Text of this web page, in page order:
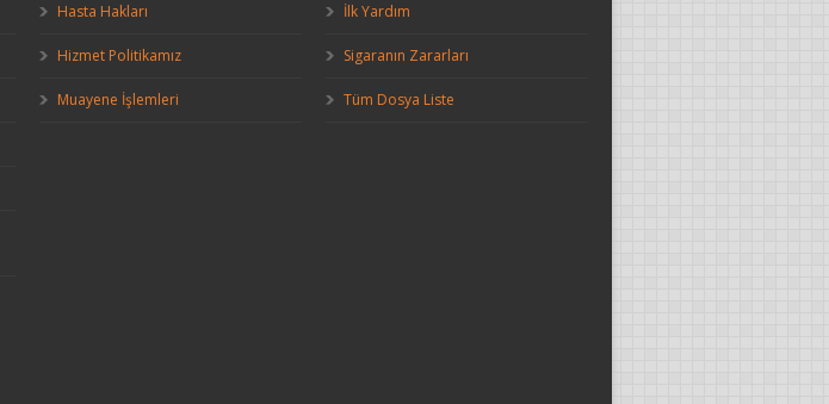
Hasta Hakları
Hizmet Politikamız
Muayene İşlemleri
İlk Yardım
Sigaranın Zararları
Tüm Dosya Liste